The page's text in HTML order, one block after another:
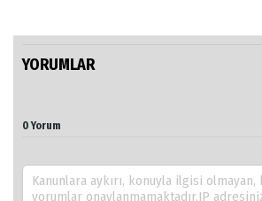
YORUMLAR
0 Yorum